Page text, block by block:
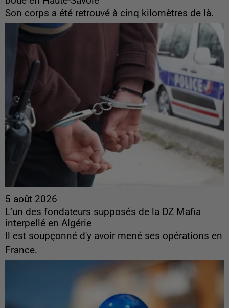
Son corps a été retrouvé à cinq kilomètres de là.
5 août 2026
L’un des fondateurs supposés de la DZ Mafia
interpellé en Algérie
Il est soupçonné d'y avoir mené ses opérations en
France.